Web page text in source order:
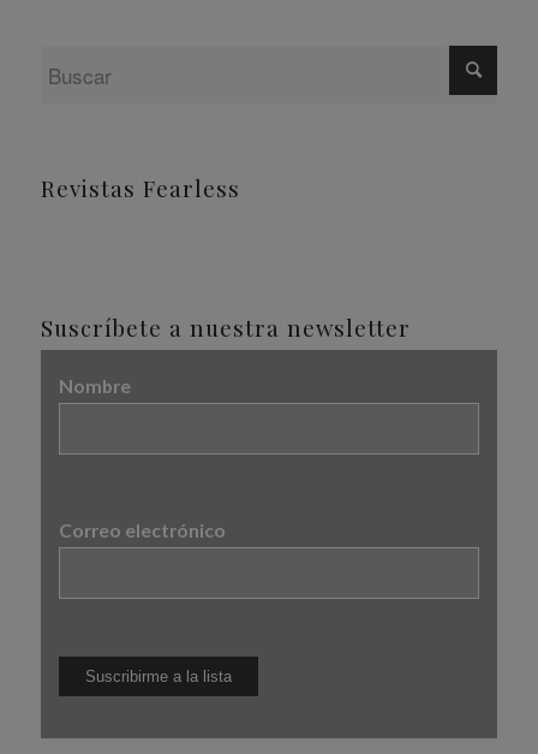
Revistas Fearless
Suscríbete a nuestra newsletter
Nombre
Correo electrónico